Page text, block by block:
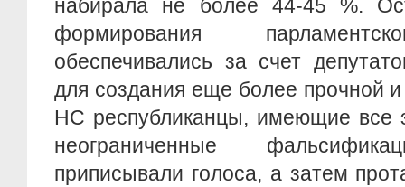
набирала не более 44-45 %.
формирования
обеспечивались за счет
для создания еще более прочной
НС республиканцы, имеющие все
неограниченные
приписывали голоса, а затем